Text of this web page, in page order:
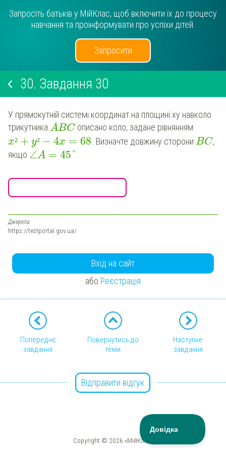
Запросіть батьків у МійКлас, щоб включити їх до процесу
навчання та проінформувати про успіхи дітей.
Запросити
30. Завдання 30
У прямокутній системі координат на площині xy навколо
трикутникаABC описано коло, задане рівнянням
x² + y² − 4x = 68 . Визначте довжину сторони BC,
якщо ∠A = 45°.
Джерела:
https://testportal.gov.ua/
Вхід на сайт
або Реєстрація
Попереднє
завдання
Повернутись до
теми
Наступне
завдання
Відправити відгук
Copyright © 2026 «МійКлас»